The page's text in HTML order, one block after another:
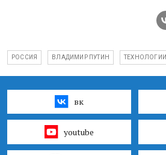
РОССИЯ ВЛАДИМИР ПУТИН ТЕХНОЛОГИИ
вк
youtube